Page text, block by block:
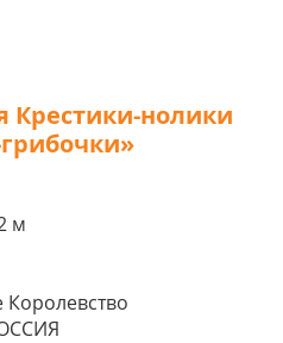
Крестики-нолики
м
Королевство